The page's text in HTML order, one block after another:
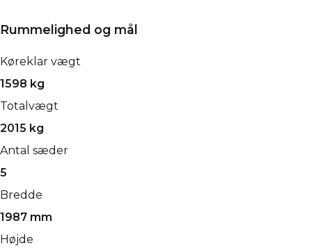
Rummelighed og mål
Køreklar vægt
1598 kg
Totalvægt
2015 kg
Antal sæder
5
Bredde
1987 mm
Højde